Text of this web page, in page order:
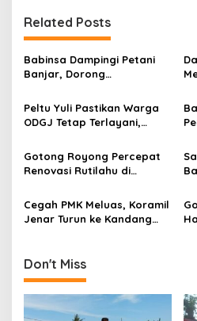
n
a
v
i
g
a
t
i
o
n
Related Posts
Babinsa Dampingi Petani
Banjar, Dorong
Ketahanan Pangan
Peltu Yuli Pastikan Warga
ODGJ Tetap Terlayani,
Tengah Masyarakat
Gotong Royong Percepat
Renovasi Rutilahu di
Turun Langsung Bantu
Warga
Cegah PMK Meluas, Koramil
Jenar Turun ke Kandang
Don't Miss